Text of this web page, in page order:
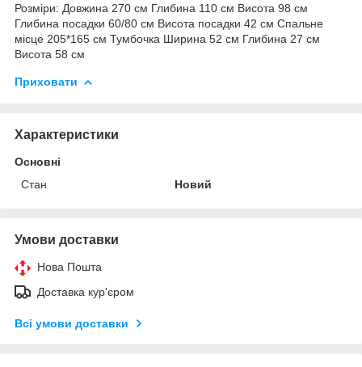
Розміри: Довжина 270 см Глибина 110 см Висота 98 см
Глибина посадки 60/80 см Висота посадки 42 см Спальне
місце 205*165 см Тумбочка Ширина 52 см Глибина 27 см
Висота 58 см
Приховати
Характеристики
Основні
Стан
Новий
Умови доставки
Нова Пошта
Доставка кур'єром
Всі умови доставки